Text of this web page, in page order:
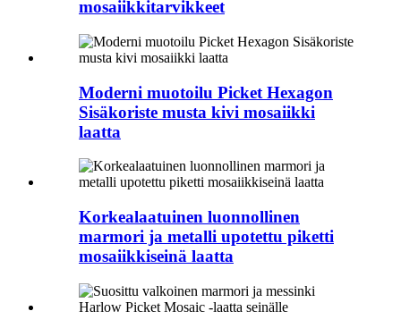
mosaiikkitarvikkeet
Moderni muotoilu Picket Hexagon
Sisäkoriste musta kivi mosaiikki
laatta
Korkealaatuinen luonnollinen
marmori ja metalli upotettu piketti
mosaiikkiseinä laatta